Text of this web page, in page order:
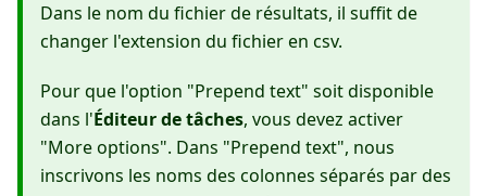
Dans le nom du fichier de résultats, il suffit de
changer l'extension du fichier en csv.
Pour que l'option "Prepend text" soit disponible
dans l'Éditeur de tâches, vous devez activer
"More options". Dans "Prepend text", nous
inscrivons les noms des colonnes séparés par des